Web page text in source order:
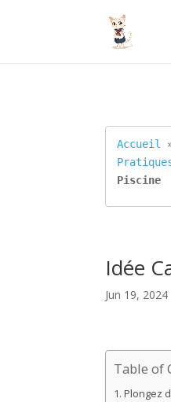
Accueil
Piscine
Idée
Jun 19, 2024
Table of
Plongez